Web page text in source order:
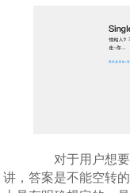
对于用户想要
讲，答案是不能空转